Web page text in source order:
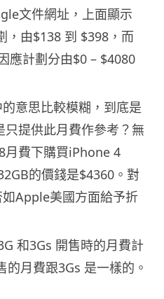
文件網址，上面顯示
，由$138 到 $398，而
應計劃分由$0 – $4080
意思比較模糊，到底是
提供此月費作參考？無
月費下購買iPhone 4
的價錢是$4360。對
Apple美國方面給予折
和3Gs 開售時的月費計
月費跟3Gs 是一樣的。